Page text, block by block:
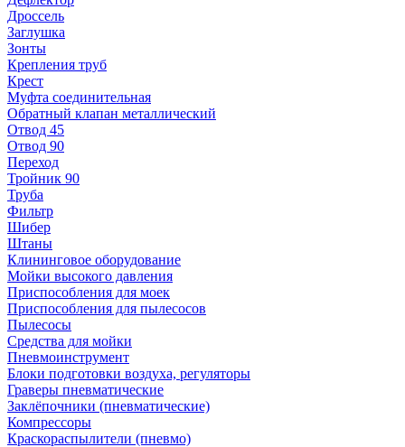
Дроссель
Заглушка
Зонты
Крепления труб
Крест
Муфта соединительная
Обратный клапан металлический
Отвод 45
Отвод 90
Переход
Тройник 90
Труба
Фильтр
Шибер
Штаны
Клининговое оборудование
Мойки высокого давления
Приспособления для моек
Приспособления для пылесосов
Пылесосы
Средства для мойки
Пневмоинструмент
Блоки подготовки воздуха, регуляторы
Граверы пневматические
Заклёпочники (пневматические)
Компрессоры
Краскораспылители (пневмо)